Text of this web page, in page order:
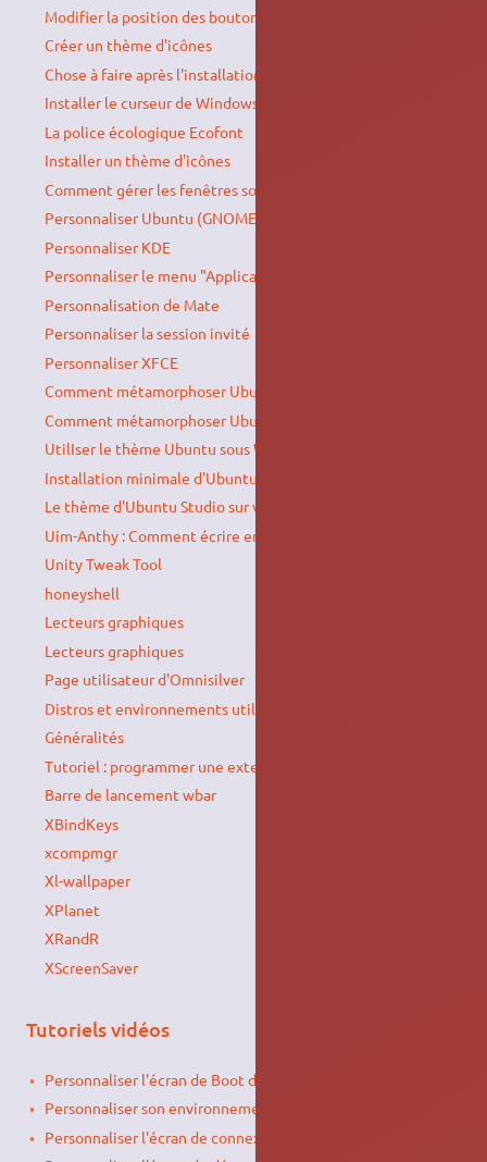
Modifier la position des boutons de fenêtre
Créer un thème d'icônes
Chose à faire après l'installation d'Ubuntu.
Installer le curseur de Windows 8
La police écologique Ecofont
Installer un thème d'icônes
Comment gérer les fenêtres sous OpenBox
Personnaliser Ubuntu (GNOME)
Personnaliser KDE
Personnaliser le menu "Applications" de Mate
Personnalisation de Mate
Personnaliser la session invité
Personnaliser XFCE
Comment métamorphoser Ubuntu en macOS ?
Comment métamorphoser Ubuntu en Windows ?
UtilIser le thème Ubuntu sous Windows
Installation minimale d'Ubuntu (style gnome2)
Le thème d'Ubuntu Studio sur votre Ubuntu
Uim-Anthy : Comment écrire en Japonais ?
Unity Tweak Tool
honeyshell
Lecteurs graphiques
Lecteurs graphiques
Page utilisateur d'Omnisilver
Distros et environnements utilisés
Généralités
Tutoriel : programmer une extension GNOME Shell
Barre de lancement wbar
XBindKeys
xcompmgr
Xl-wallpaper
XPlanet
XRandR
XScreenSaver
Tutoriels vidéos
Personnaliser l'écran de Boot d'ubuntu
Personnaliser son environnement de travail (gnome)
Personnaliser l'écran de connexion (GDM)